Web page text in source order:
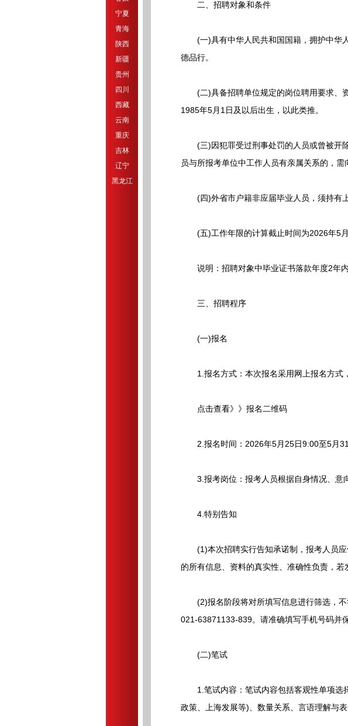
宁夏
青海
陕西
新疆
贵州
四川
西藏
云南
重庆
吉林
辽宁
黑龙江
二、招聘对象和条件
(一)具有中华人民共和国国籍，拥护中华人
德品行。
(二)具备招聘单位规定的岗位聘用要求、资
1985年5月1日及以后出生，以此类推。
(三)因犯罪受过刑事处罚的人员或曾被开除
员与所报考单位中工作人员有亲属关系的，
(四)外省市户籍非应届毕业人员，须持有上
(五)工作年限的计算截止时间为2026年5月
说明：招聘对象中毕业证书落款年度2年内
三、招聘程序
(一)报名
1.报名方式：本次报名采用网上报名方式
点击查看》》报名二维码
2.报名时间：2026年5月25日9:00至5月31
3.报考岗位：报考人员根据自身情况、意向
4.特别告知
(1)本次招聘实行告知承诺制，报考人员应
的所有信息、资料的真实性、准确性负责，若
(2)报名阶段将对所填写信息进行筛选，不
021-63871133-839。请准确填写手机号码并
(二)笔试
1.笔试内容：笔试内容包括客观性单项选
政策、上海发展等)、数量关系、言语理解与